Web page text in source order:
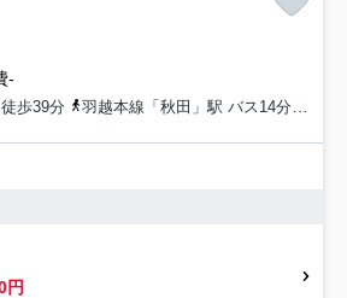
-
歩39分 羽越本線「秋田」駅 バス14分 秋田中央交通「幸町交差点」 停歩6分
円